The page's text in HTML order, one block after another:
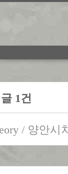
1건
/ 양안시